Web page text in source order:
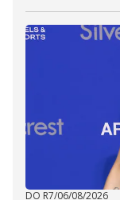
DO R7/06/08/2026